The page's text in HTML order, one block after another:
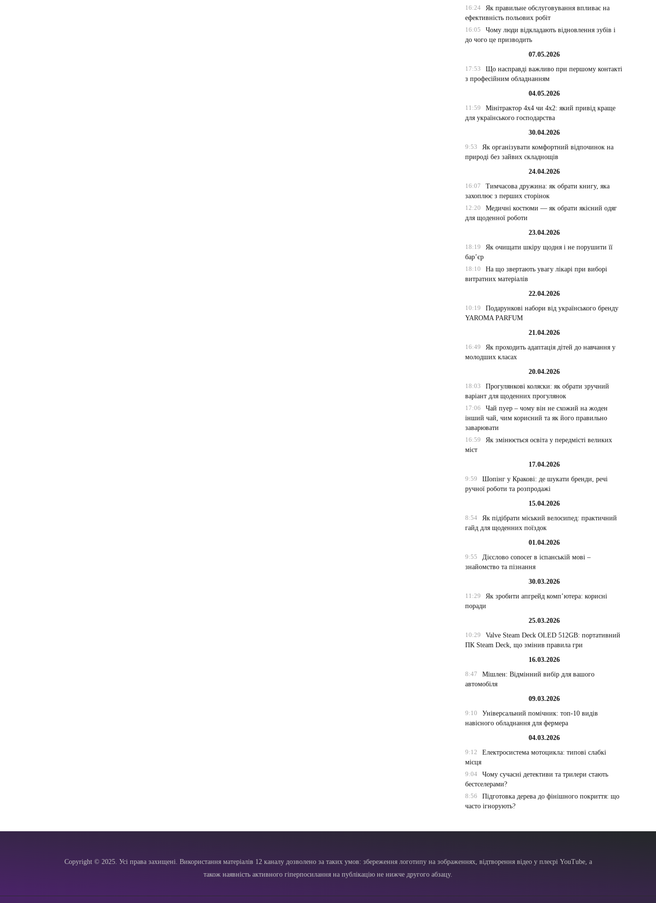
16:24
Як правильне обслуговування впливає на
ефективність польових робіт
16:05
Чому люди відкладають відновлення зубів і
до чого це призводить
07.05.2026
17:53
Що насправді важливо при першому контакті
з професійним обладнанням
04.05.2026
11:59
Мінітрактор 4х4 чи 4х2: який привід краще
для українського господарства
30.04.2026
9:53
Як організувати комфортний відпочинок на
природі без зайвих складнощів
24.04.2026
16:07
Тимчасова дружина: як обрати книгу, яка
захоплює з перших сторінок
12:20
Медичні костюми — як обрати якісний одяг
для щоденної роботи
23.04.2026
18:19
Як очищати шкіру щодня і не порушити її
бар’єр
18:10
На що звертають увагу лікарі при виборі
витратних матеріалів
22.04.2026
10:19
Подарункові набори від українського бренду
YAROMA PARFUM
21.04.2026
16:49
Як проходить адаптація дітей до навчання у
молодших класах
20.04.2026
18:03
Прогулянкові коляски: як обрати зручний
варіант для щоденних прогулянок
17:06
Чай пуер – чому він не схожий на жоден
інший чай, чим корисний та як його правильно
заварювати
16:59
Як змінюється освіта у передмісті великих
міст
17.04.2026
9:59
Шопінг у Кракові: де шукати бренди, речі
ручної роботи та розпродажі
15.04.2026
8:54
Як підібрати міський велосипед: практичний
гайд для щоденних поїздок
01.04.2026
9:55
Дієслово conocer в іспанській мові –
знайомство та пізнання
30.03.2026
11:29
Як зробити апгрейд комп’ютера: корисні
поради
25.03.2026
10:29
Valve Steam Deck OLED 512GB: портативний
ПК Steam Deck, що змінив правила гри
16.03.2026
8:47
Мішлен: Відмінний вибір для вашого
автомобіля
09.03.2026
9:10
Універсальний помічник: топ-10 видів
навісного обладнання для фермера
04.03.2026
9:12
Електросистема мотоцикла: типові слабкі
місця
9:04
Чому сучасні детективи та трилери стають
бестселерами?
8:56
Підготовка дерева до фінішного покриття: що
часто ігнорують?
Copyright © 2025. Усі права захищені. Використання матеріалів 12 каналу дозволено за таких умов: збереження логотипу на зображеннях, відтворення відео у плеєрі YouTube, а
також наявність активного гіперпосилання на публікацію не нижче другого абзацу.